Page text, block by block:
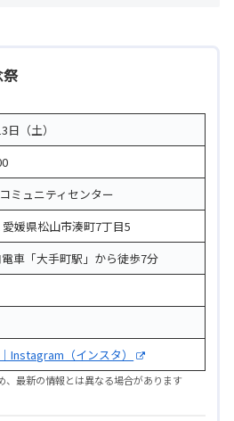
日（土）
ミュニティセンター
愛媛県松山市湊町7丁目5
車「大手町駅」から徒歩7分
Instagram（インスタ）
最新の情報とは異なる場合があります